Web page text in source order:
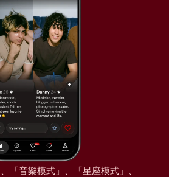
「音樂模式」、「星座模式」、